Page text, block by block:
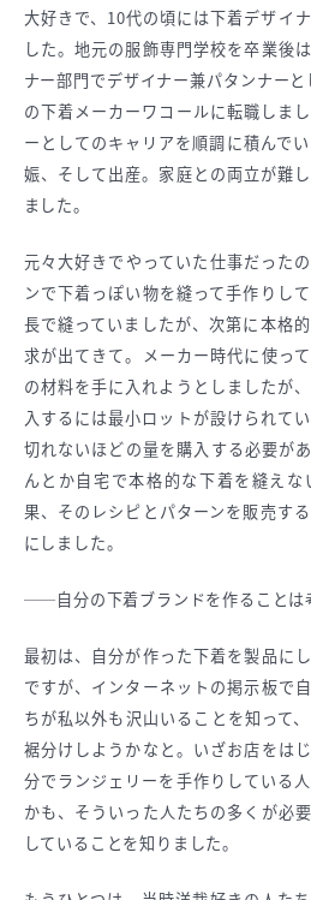
大好きで、10代の頃には下着デザイ
した。地元の服飾専門学校を卒業後
ナー部門でデザイナー兼パタンナー
の下着メーカーワコールに転職しま
ーとしてのキャリアを順調に積んで
娠、そして出産。家庭との両立が難
ました。
元々大好きでやっていた仕事だった
ンで下着っぽい物を縫って手作りし
長で縫っていましたが、次第に本格
求が出てきて。メーカー時代に使っ
の材料を手に入れようとしましたが
入するには最小ロットが設けられて
切れないほどの量を購入する必要が
んとか自宅で本格的な下着を縫え
果、そのレシピとパターンを販売す
にしました。
──自分の下着ブランドを作ることは
最初は、自分が作った下着を製品に
ですが、インターネットの掲示板で
ちが私以外も沢山いることを知って
裾分けしようかなと。いざお店をは
分でランジェリーを手作りしている
かも、そういった人たちの多くが必
していることを知りました。